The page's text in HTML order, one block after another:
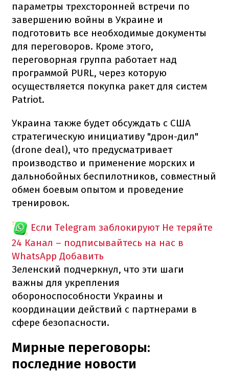
параметры трехсторонней встречи по
завершению войны в Украине и
подготовить все необходимые документы
для переговоров. Кроме этого,
переговорная группа работает над
программой PURL, через которую
осуществляется покупка ракет для систем
Patriot.
Украина также будет обсуждать с США
стратегическую инициативу "дрон-дил"
(drone deal), что предусматривает
производство и применение морских и
дальнобойных беспилотников, совместный
обмен боевым опытом и проведение
тренировок.
Если Telegram заблокируют Не теряйте
24 Канал – подписывайтесь на нас в
WhatsApp Добавить
Зеленский подчеркнул, что эти шаги
важны для укрепления
обороноспособности Украины и
координации действий с партнерами в
сфере безопасности.
Мирные переговоры:
последние новости